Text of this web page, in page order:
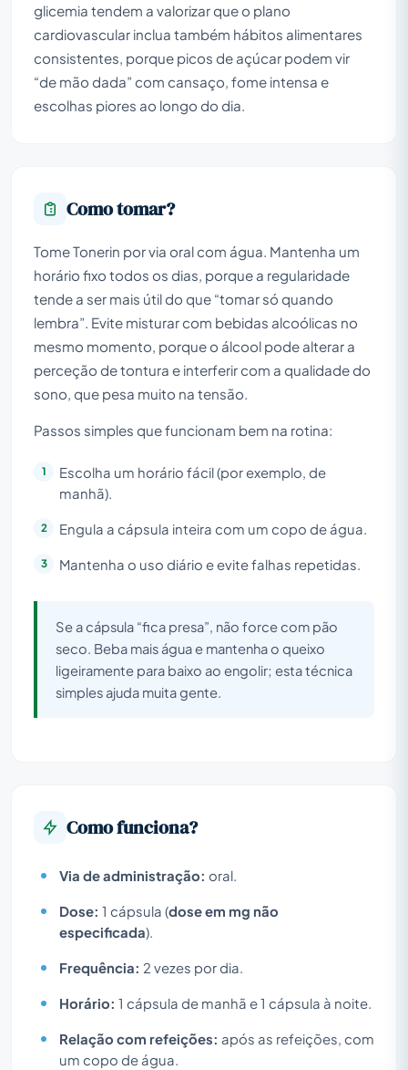
glicemia tendem a valorizar que o plano
cardiovascular inclua também hábitos alimentares
consistentes, porque picos de açúcar podem vir
“de mão dada” com cansaço, fome intensa e
escolhas piores ao longo do dia.
Como tomar?
Tome Tonerin por via oral com água. Mantenha um
horário fixo todos os dias, porque a regularidade
tende a ser mais útil do que “tomar só quando
lembra”. Evite misturar com bebidas alcoólicas no
mesmo momento, porque o álcool pode alterar a
perceção de tontura e interferir com a qualidade do
sono, que pesa muito na tensão.
Passos simples que funcionam bem na rotina:
Escolha um horário fácil (por exemplo, de
manhã).
Engula a cápsula inteira com um copo de água.
Mantenha o uso diário e evite falhas repetidas.
Se a cápsula “fica presa”, não force com pão
seco. Beba mais água e mantenha o queixo
ligeiramente para baixo ao engolir; esta técnica
simples ajuda muita gente.
Como funciona?
Via de administração: oral.
Dose: 1 cápsula (dose em mg não
especificada).
Frequência: 2 vezes por dia.
Horário: 1 cápsula de manhã e 1 cápsula à noite.
Relação com refeições: após as refeições, com
um copo de água.